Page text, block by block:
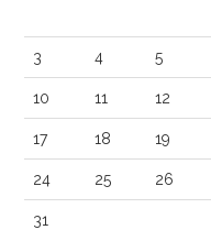
3 4 5
10 11 12
17 18 19
24 25 26
31